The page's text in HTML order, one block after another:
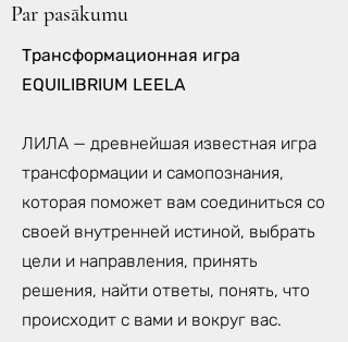
Par pasākumu
Трансформационная игра
EQUILIBRIUM LEELA
ЛИЛА — древнейшая известная игра
трансформации и самопознания,
которая поможет вам соединиться со
своей внутренней истиной, выбрать
цели и направления, принять
решения, найти ответы, понять, что
происходит с вами и вокруг вас.